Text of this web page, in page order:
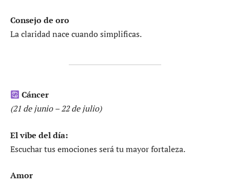
Consejo de oro
La claridad nace cuando simplificas.
Cáncer
(21 de junio – 22 de julio)
El vibe del día:
Escuchar tus emociones será tu mayor fortaleza.
Amor